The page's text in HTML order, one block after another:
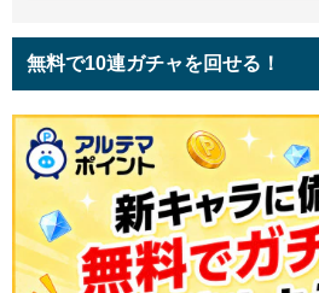
無料で10連ガチャを回せる！